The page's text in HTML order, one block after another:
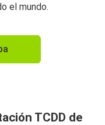
el mundo.
TCDD de